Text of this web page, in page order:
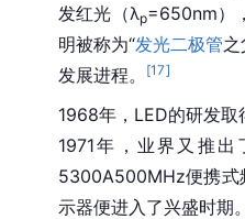
发红光（λp=650nm）
明被称为“发光二极管
发展进程。
[17]
1968年，LED的研发
1971年，业界又推
5300A500MHz便携式
示器便进入了兴盛时期